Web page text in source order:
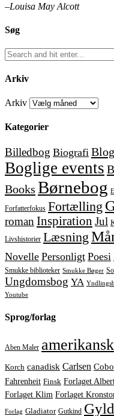
–Louisa May Alcott
Søg
Arkiv
Arkiv
Kategorier
Billedbog Biografi Blog
Boglige events
Books Børnebog
Forfatterfokus Fortælling
roman Inspiration Jul
Livshistorier Læsning
Novelle Personligt Poesi
Smukke biblioteker Smukke Bøger
Ungdomsbog YA
Youtube
Sprog/forlag
Aben Maler amerikansk
Korch canadisk Carlsen
Fahrenheit Finsk Forlaget
Forlaget Klim Forlaget
Forlag Gladiator Gutkind